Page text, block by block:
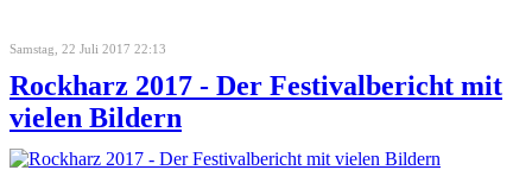
Samstag, 22 Juli 2017 22:13
Rockharz 2017 - Der Festivalbericht mit
vielen Bildern